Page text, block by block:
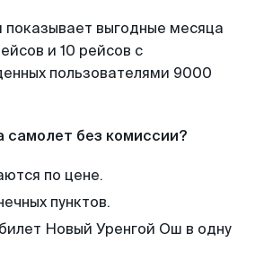
показывает выгодные месяца
и 10 рейсов с
пользователями 9000
самолет без комиссии?
по цене.
пунктов.
Новый Уренгой Ош в одну